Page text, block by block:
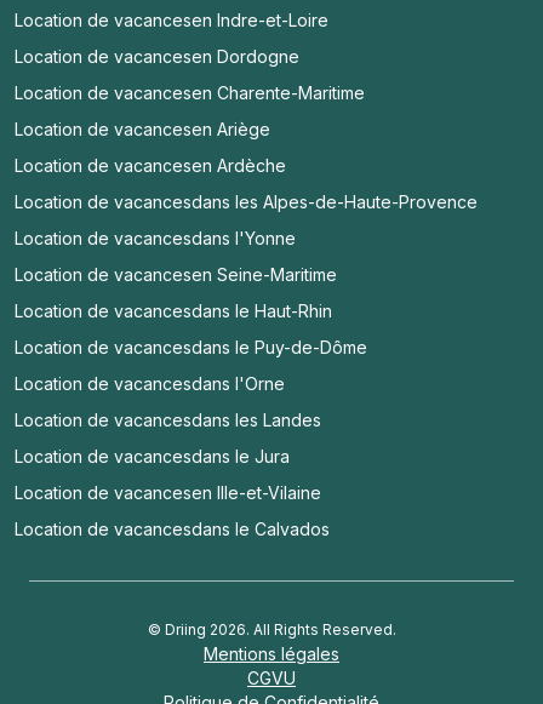
Location de vacancesen Indre-et-Loire
Location de vacancesen Dordogne
Location de vacancesen Charente-Maritime
Location de vacancesen Ariège
Location de vacancesen Ardèche
Location de vacancesdans les Alpes-de-Haute-Provence
Location de vacancesdans l'Yonne
Location de vacancesen Seine-Maritime
Location de vacancesdans le Haut-Rhin
Location de vacancesdans le Puy-de-Dôme
Location de vacancesdans l'Orne
Location de vacancesdans les Landes
Location de vacancesdans le Jura
Location de vacancesen Ille-et-Vilaine
Location de vacancesdans le Calvados
© Driing 2026. All Rights Reserved.
Mentions légales
CGVU